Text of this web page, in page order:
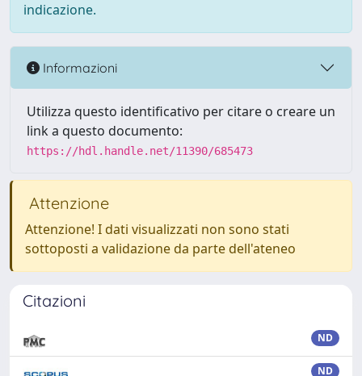
indicazione.
Informazioni
Utilizza questo identificativo per citare o creare un
link a questo documento:
https://hdl.handle.net/11390/685473
Attenzione
Attenzione! I dati visualizzati non sono stati
sottoposti a validazione da parte dell'ateneo
Citazioni
ND
ND